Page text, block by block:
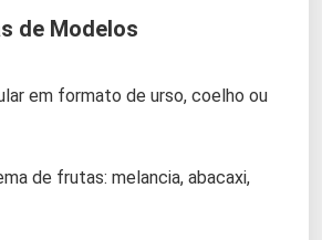
de Modelos
em formato de urso, coelho ou
de frutas: melancia, abacaxi,